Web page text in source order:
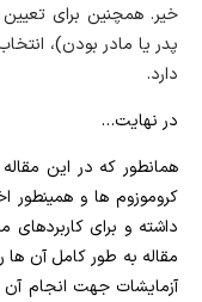
خیر. همچنین برای
پدر یا مادر بودن)،
دارد.
در نهایت…
همانطور که در این
کروموزوم ها و همینطور
داشته و برای کاربردهای
مقاله به طور کامل آن ها
آزمایشات جهت انجام آن